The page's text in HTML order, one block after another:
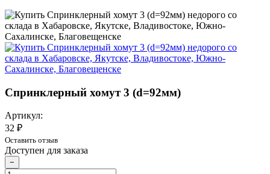
Спринклерный хомут 3 (d=92мм)
Артикул:
32 ₽
Оставить отзыв
Доступен для заказа
−